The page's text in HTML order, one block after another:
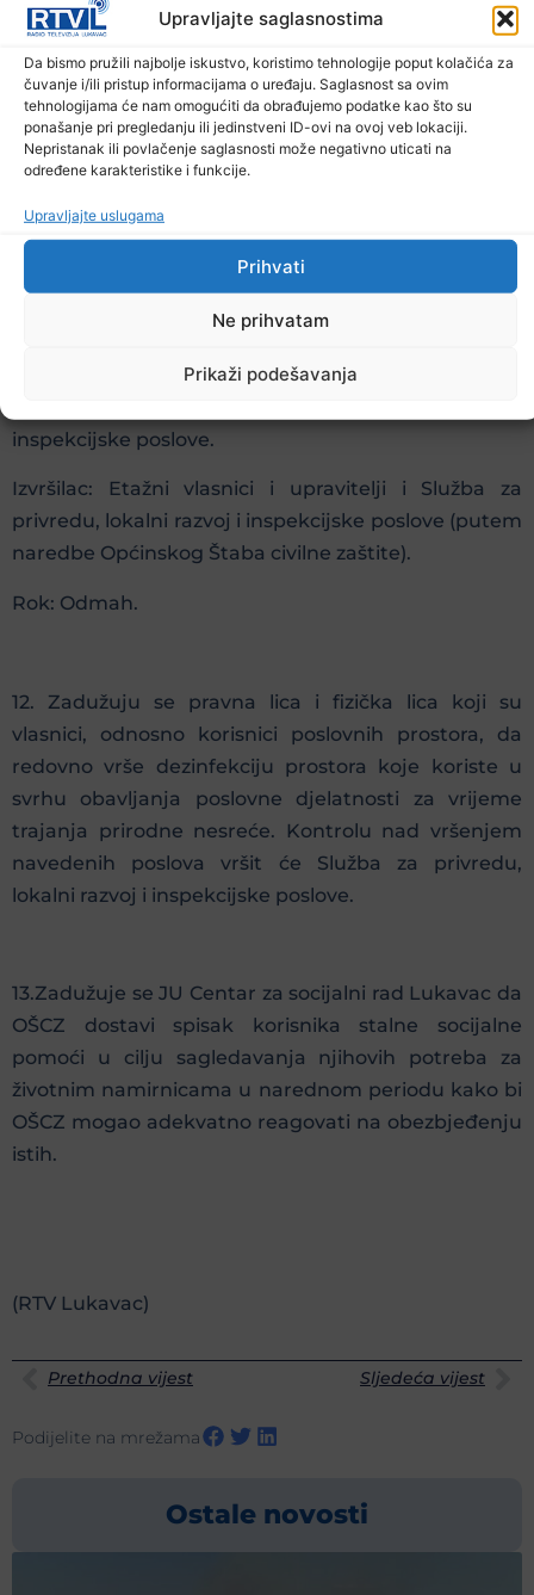
Upravljajte saglasnostima
Da bismo pružili najbolje iskustvo, koristimo tehnologije poput kolačića za
čuvanje i/ili pristup informacijama o uređaju. Saglasnost sa ovim
tehnologijama će nam omogućiti da obrađujemo podatke kao što su
ponašanje pri pregledanju ili jedinstveni ID-ovi na ovoj veb lokaciji.
Nepristanak ili povlačenje saglasnosti može negativno uticati na
određene karakteristike i funkcije.
Upravljajte uslugama
Prihvati
Ne prihvatam
Prikaži podešavanja
objekata, prema ponudi broj: 21/20 od 18.03.2020.
godine koju je dostavila JP „Veterinarska stanica”
Lukavac. Nadzor nad izvođenjem ovih radova izvršit
će član Općinskog Štaba iz Službe za zajedničke
poslove.
11. Zadužuju se etažni vlasnici i pravna lica koja
obavljaju poslove upravitelja na području općine
Lukavac da redovno vrše dezinfekciju zajedničkih
prirodne nesreće. Kontrolu nad vršenjem navedenih
inspekcijske poslove.
Izvršilac: Etažni vlasnici i upravitelji i Služba za
privredu, lokalni razvoj i inspekcijske poslove (putem
naredbe Općinskog Štaba civilne zaštite).
Rok: Odmah.
12. Zadužuju se pravna lica i fizička lica koji su
vlasnici, odnosno korisnici poslovnih prostora, da
redovno vrše dezinfekciju prostora koje koriste u
svrhu obavljanja poslovne djelatnosti za vrijeme
trajanja prirodne nesreće. Kontrolu nad vršenjem
navedenih poslova vršit će Služba za privredu,
lokalni razvoj i inspekcijske poslove.
13.Zadužuje se JU Centar za socijalni rad Lukavac da
OŠCZ dostavi spisak korisnika stalne socijalne
pomoći u cilju sagledavanja njihovih potreba za
životnim namirnicama u narednom periodu kako bi
OŠCZ mogao adekvatno reagovati na obezbjeđenju
istih.
(RTV Lukavac)
Prethodna vijest Sljedeća vijest
Podijelite na mrežama
Ostale novosti